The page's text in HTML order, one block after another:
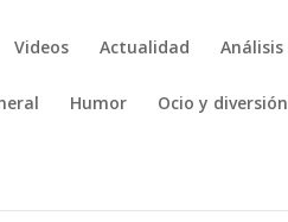
Videos Actualidad Análisis
Humor Ocio y diversión